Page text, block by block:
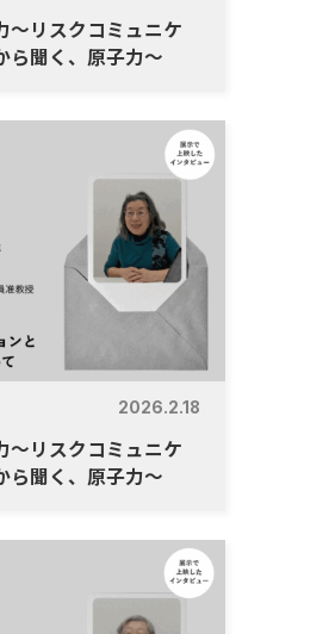
～リスクコミュニケ
ら聞く、原子力～
2026.2.18
～リスクコミュニケ
ら聞く、原子力～